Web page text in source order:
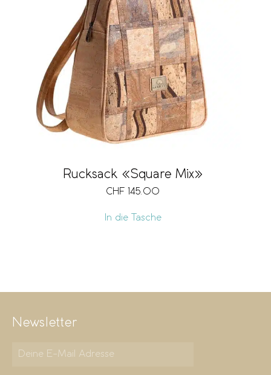
Rucksack «Square Mix»
CHF 145.00
In die Tasche
Newsletter